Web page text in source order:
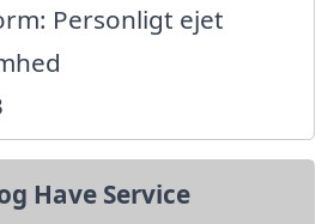
Personligt ejet
Have Service